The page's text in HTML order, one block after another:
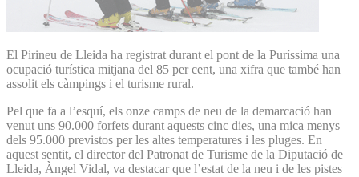
El Pirineu de Lleida ha registrat durant el pont de la Puríssima una
ocupació turística mitjana del 85 per cent, una xifra que també han
assolit els càmpings i el turisme rural.
Pel que fa a l’esquí, els onze camps de neu de la demarcació han
venut uns 90.000 forfets durant aquests cinc dies, una mica menys
dels 95.000 previstos per les altes temperatures i les pluges. En
aquest sentit, el director del Patronat de Turisme de la Diputació de
Lleida, Àngel Vidal, va destacar que l’estat de la neu i de les pistes